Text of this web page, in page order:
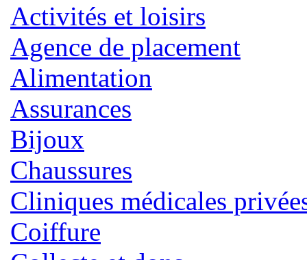
Activités et loisirs
Agence de placement
Alimentation
Assurances
Bijoux
Chaussures
Cliniques médicales
Coiffure